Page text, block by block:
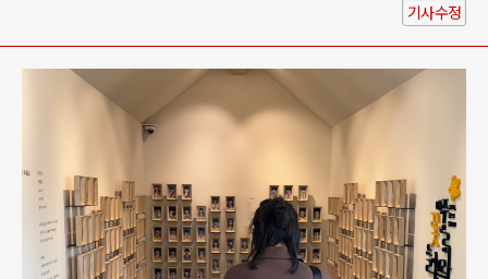
기사수정